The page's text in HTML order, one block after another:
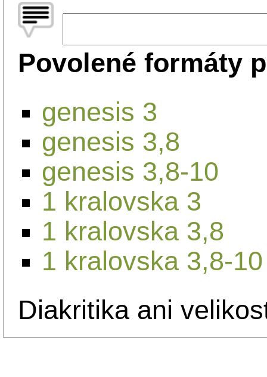
Povolené formáty
genesis 3
genesis 3,8
genesis 3,8-10
1 kralovska 3
1 kralovska 3,8
1 kralovska 3,8-10
Diakritika ani